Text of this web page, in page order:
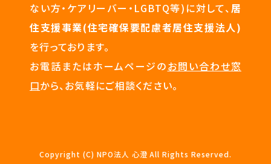
ない方・ケアリーバー・LGBTQ等)に対して、居
住支援事業(住宅確保要配慮者居住支援法人)
を行っております。
お電話またはホームページのお問い合わせ窓
口から、お気軽にご相談ください。
Copyright (C) NPO法人 心澄 All Rights Reserved.